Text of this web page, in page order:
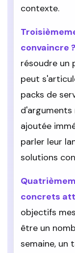
contexte.
convaincre ?
résoudre un
peut
packs de
ajoutée
parler leur
solutions
concrets
objectifs
être un
semaine, un